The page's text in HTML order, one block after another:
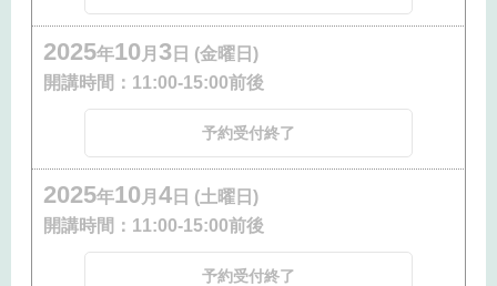
2025年10 月 3 日 (金曜日)
開講時間： 11:00-15:00前後
予約受付終了
2025年10 月 4 日 (土曜日)
開講時間： 11:00-15:00前後
予約受付終了